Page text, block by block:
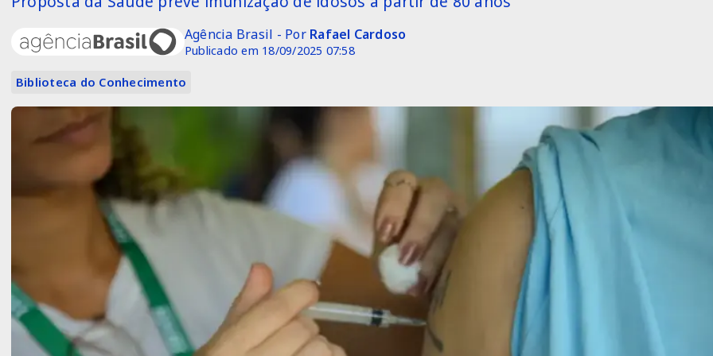
Agência Brasil - Por Rafael Cardoso
Publicado em 18/09/2025 07:58
Biblioteca do Conhecimento